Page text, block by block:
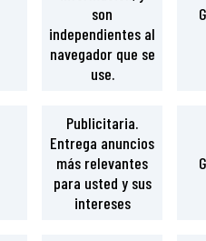
son
independientes al
navegador que se
use.
Publicitaria.
Entrega anuncios
más relevantes
para usted y sus
intereses